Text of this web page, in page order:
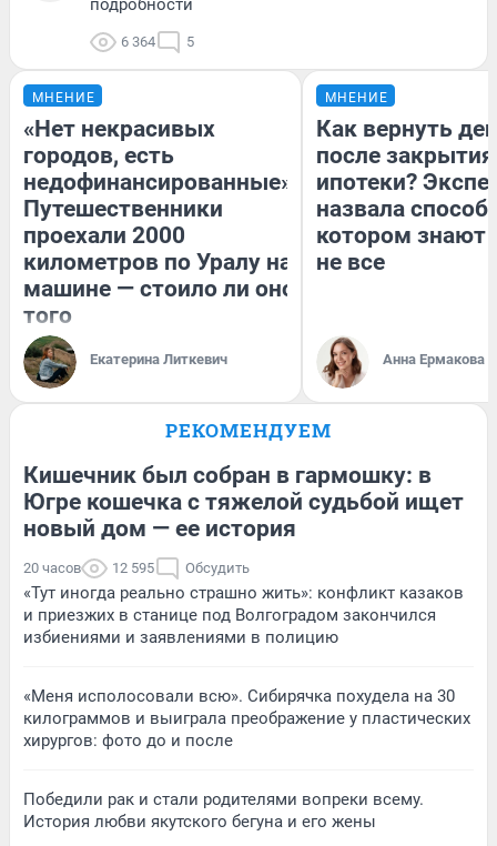
подробности
6 364 5
МНЕНИЕ
«Нет некрасивых
городов, есть
недофинансированные».
Путешественники
проехали 2000
километров по Уралу на
машине — стоило ли оно
того
Екатерина Литкевич
МНЕНИЕ
Как вернуть
после закрытия
ипотеки?
назвала
котором знают
не все
Анна Ермакова
РЕКОМЕНДУЕМ
Кишечник был собран в гармошку: в
Югре кошечка с тяжелой судьбой ищет
новый дом — ее история
20 часов 12 595 Обсудить
«Тут иногда реально страшно жить»: конфликт казаков
и приезжих в станице под Волгоградом закончился
избиениями и заявлениями в полицию
«Меня исполосовали всю». Сибирячка похудела на 30
килограммов и выиграла преображение у пластических
хирургов: фото до и после
Победили рак и стали родителями вопреки всему.
История любви якутского бегуна и его жены